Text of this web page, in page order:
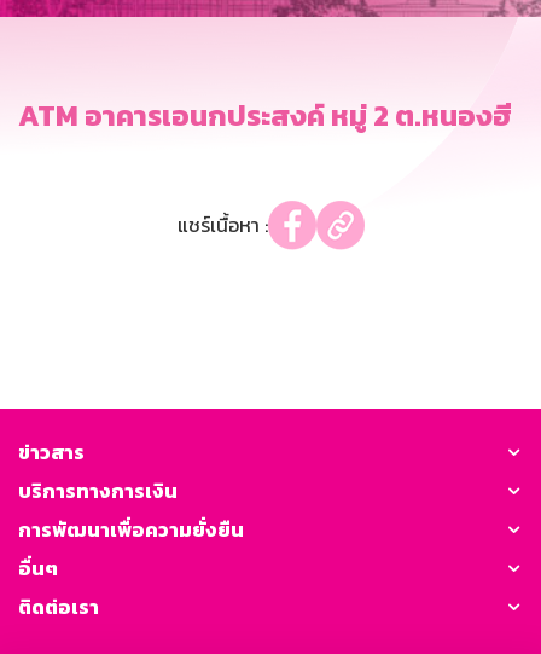
บริการออนไลน์
GSB Society
ATM อาคารเอนกประสงค์ หมู่ 2 ต.หนองฮี
แชร์เนื้อหา :
ข่าวสาร
บริการทางการเงิน
การพัฒนาเพื่อความยั่งยืน
อื่นๆ
ติดต่อเรา